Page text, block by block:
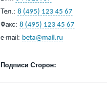
Тел.:8 (495) 123 45 67
Факс:8 (495) 123 45 67
e-mail : beta@mail.ru
Подписи Сторон: